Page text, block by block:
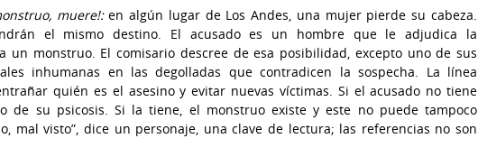
muere!:en algún lugar de Los Andes, una mujer pierde su cabeza.
el mismo destino. El acusado es un hombre que le adjudica la
un monstruo. El comisario descree de esa posibilidad, excepto uno de sus
inhumanas en las degolladas que contradicen la sospecha. La línea
quién es el asesino y evitar nuevas víctimas. Si el acusado no tiene
de su psicosis. Si la tiene, el monstruo existe y este no puede tampoco
mal visto”, dice un personaje, una clave de lectura; las referencias no son